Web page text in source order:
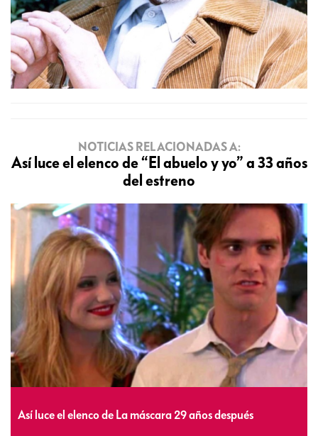
NOTICIAS RELACIONADAS A:
Así luce el elenco de “El abuelo y yo” a 33 años
del estreno
Así luce el elenco de La máscara 29 años después